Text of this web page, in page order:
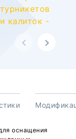
оснащения